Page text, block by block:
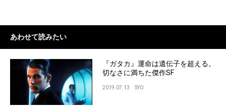
あわせて読みたい
『ガタカ』運命は遺伝子を超える。
切なさに満ちた傑作SF
2019.07.13 SYO